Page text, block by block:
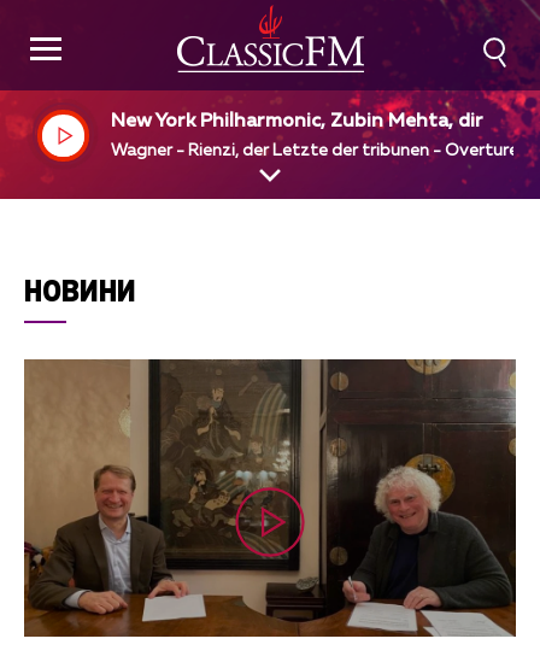
New York Philharmonic, Zubin Mehta, dir
Wagner - Rienzi, der Letzte der tribunen - Overture
НОВИНИ